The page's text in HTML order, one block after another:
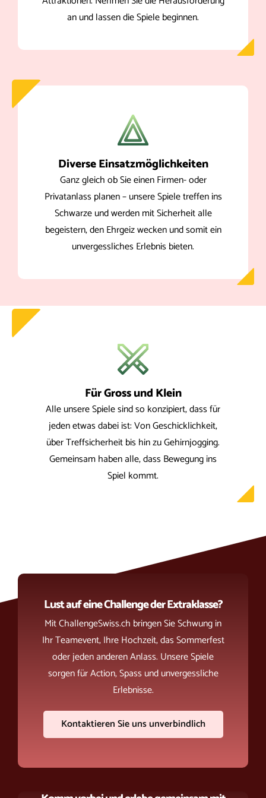
an und lassen die Spiele beginnen.
Diverse Einsatzmöglichkeiten
Ganz gleich ob Sie einen Firmen- oder
Privatanlass planen – unsere Spiele treffen ins
Schwarze und werden mit Sicherheit alle
begeistern, den Ehrgeiz wecken und somit ein
unvergessliches Erlebnis bieten.
Für Gross und Klein
Alle unsere Spiele sind so konzipiert, dass für
jeden etwas dabei ist: Von Geschicklichkeit,
über Treffsicherheit bis hin zu Gehirnjogging.
Gemeinsam haben alle, dass Bewegung ins
Spiel kommt.
Lust auf eine Challenge der Extraklasse?
Mit ChallengeSwiss.ch bringen Sie Schwung in
Ihr Teamevent, Ihre Hochzeit, das Sommerfest
oder jeden anderen Anlass. Unsere Spiele
sorgen für Action, Spass und unvergessliche
Erlebnisse.
Kontaktieren Sie uns unverbindlich